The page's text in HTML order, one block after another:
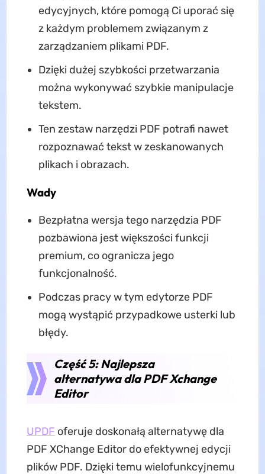
edycyjnych, które pomogą Ci uporać się
z każdym problemem związanym z
zarządzaniem plikami PDF.
Dzięki dużej szybkości przetwarzania
można wykonywać szybkie manipulacje
tekstem.
Ten zestaw narzędzi PDF potrafi nawet
rozpoznawać tekst w zeskanowanych
plikach i obrazach.
Wady
Bezpłatna wersja tego narzędzia PDF
pozbawiona jest większości funkcji
premium, co ogranicza jego
funkcjonalność.
Podczas pracy w tym edytorze PDF
mogą wystąpić przypadkowe usterki lub
błędy.
Część 5: Najlepsza
alternatywa dla PDF Xchange
Editor
UPDF oferuje doskonałą alternatywę dla
PDF XChange Editor do efektywnej edycji
plików PDF. Dzięki temu wielofunkcyjnemu